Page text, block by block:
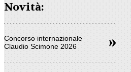
Novità:
Concorso internazionale
Claudio Scimone 2026